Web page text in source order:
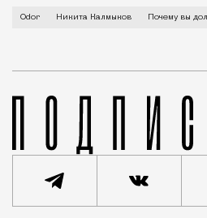
Я родился в Республике
Odor Никита Калмыков Почему вы